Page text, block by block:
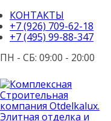
КОНТАКТЫ
+7 (926) 709-62-18
+7 (495) 99-88-347
ПН - СБ: 09:00 - 20:00